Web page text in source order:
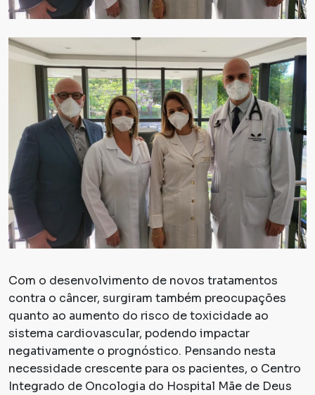
Com o desenvolvimento de novos tratamentos
contra o câncer, surgiram também preocupações
quanto ao aumento do risco de toxicidade ao
sistema cardiovascular, podendo impactar
negativamente o prognóstico. Pensando nesta
necessidade crescente para os pacientes, o Centro
Integrado de Oncologia do Hospital Mãe de Deus